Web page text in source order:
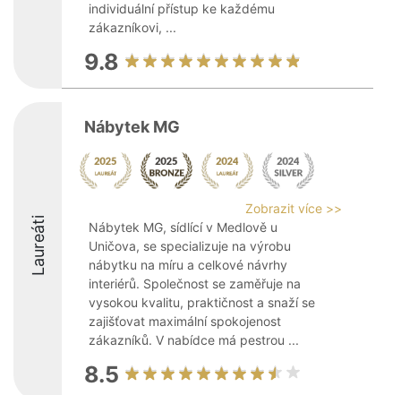
individuální přístup ke každému
zákazníkovi, ...
9.8
Laureáti
Nábytek MG
Zobrazit více >>
Nábytek MG, sídlící v Medlově u
Uničova, se specializuje na výrobu
nábytku na míru a celkové návrhy
interiérů. Společnost se zaměřuje na
vysokou kvalitu, praktičnost a snaží se
zajišťovat maximální spokojenost
zákazníků. V nabídce má pestrou ...
8.5